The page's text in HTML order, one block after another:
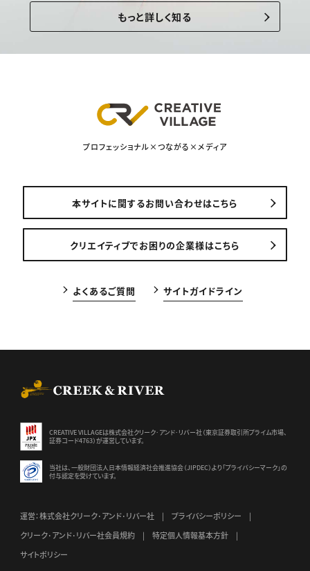
もっと詳しく知る
プロフェッショナル×つながる×メディア
本サイトに関するお問い合わせはこちら
クリエイティブでお困りの企業様はこちら
よくあるご質問 サイトガイドライン
CREATIVE VILLAGEは株式会社クリーク･アンド･リバー社（東京証券取引所プライム市場、
証券コード4763）が運営しています。
当社は、一般財団法人日本情報経済社会推進協会（JIPDEC）より 「プライバシーマーク」の
付与認定を受けています。
運営：株式会社クリーク･アンド･リバー社
プライバシーポリシー
クリーク･アンド･リバー社会員規約
特定個人情報基本方針
サイトポリシー